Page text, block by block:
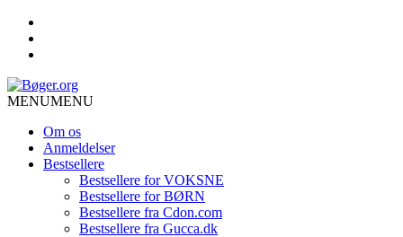
MENUMENU
Om os
Anmeldelser
Bestsellere
Bestsellere for VOKSNE
Bestsellere for BØRN
Bestsellere fra Cdon.com
Bestsellere fra Gucca.dk